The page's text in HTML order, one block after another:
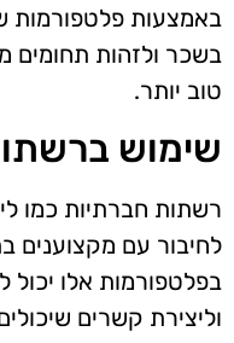
באמצעות פלטפורמות
בשכר ולזהות תחומים
טוב יותר.
שימוש
רשתות חברתיות כמו
לחיבור עם מקצוענים
בפלטפורמות אלו יכול
וליצירת קשרים